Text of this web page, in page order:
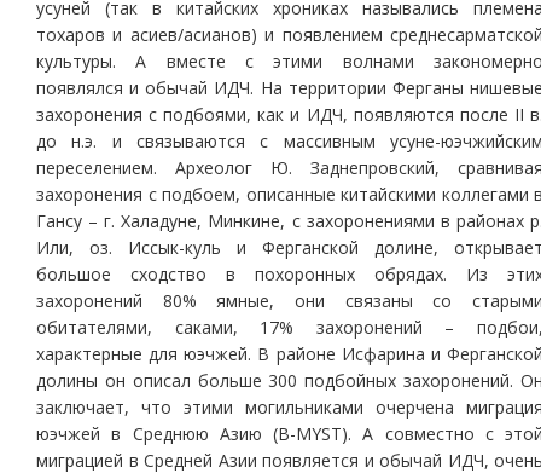
усуней (так в китайских хрониках назывались
тохаров и асиев/асианов) и появлением
культуры. А вместе с этими волнами
появлялся и обычай ИДЧ. На территории Ферганы
захоронения с подбоями, как и ИДЧ, появляются после II
до н.э. и связываются с массивным усуне-
переселением. Археолог Ю. Заднепровский,
захоронения с подбоем, описанные китайскими коллегами
Гансу – г. Халадуне, Минкине, с захоронениями в районах
Или, оз. Иссык-куль и Ферганской долине,
большое сходство в похоронных обрядах. Из
захоронений 80% ямные, они связаны со
обитателями, саками, 17% захоронений –
характерные для юэчжей. В районе Исфарина и
долины он описал больше 300 подбойных захоронений.
заключает, что этими могильниками очерчена
юэчжей в Среднюю Азию (В-MYST). А совместно с
миграцией в Средней Азии появляется и обычай ИДЧ,